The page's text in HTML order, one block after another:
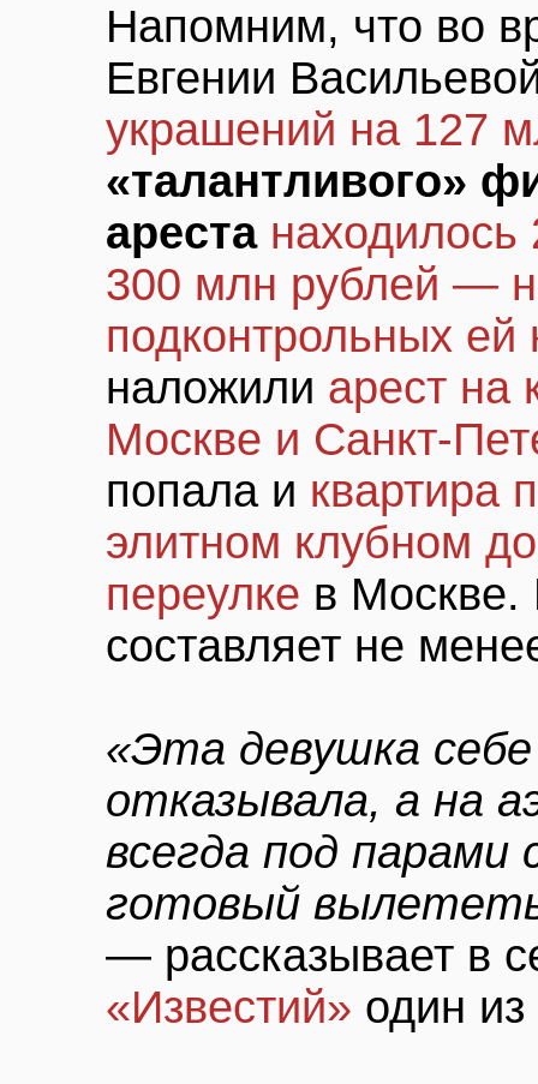
Напомним, что во
Евгении
украшений на 127
«талантливого»
ареста
300 млн рублей —
подконтрольных ей
наложили арест на
Москве и Санкт-
попала и квартира
элитном клубном
переулке в Москве.
составляет не
«Эта девушка
отказывала, а на
всегда под
готовый
— рассказывает в
«Известий» один